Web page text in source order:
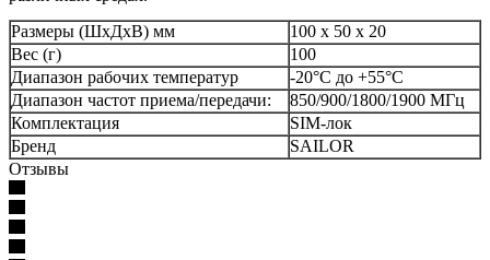
Размеры (ШхДхВ) мм
100 x 50 x 20
Вес (г)
100
Диапазон рабочих температур
-20°C до +55°C
Диапазон частот приема/передачи:
850/900/1800/1900 МГц
Комплектация
SIM-лок
Бренд
SAILOR
Отзывы